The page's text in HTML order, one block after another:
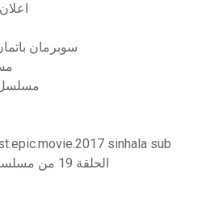
اعلان
سوبرمان
مسلسل
sinhala sub
الحلقة 19 من مسلسل الكبير اوى الجزء الخامس